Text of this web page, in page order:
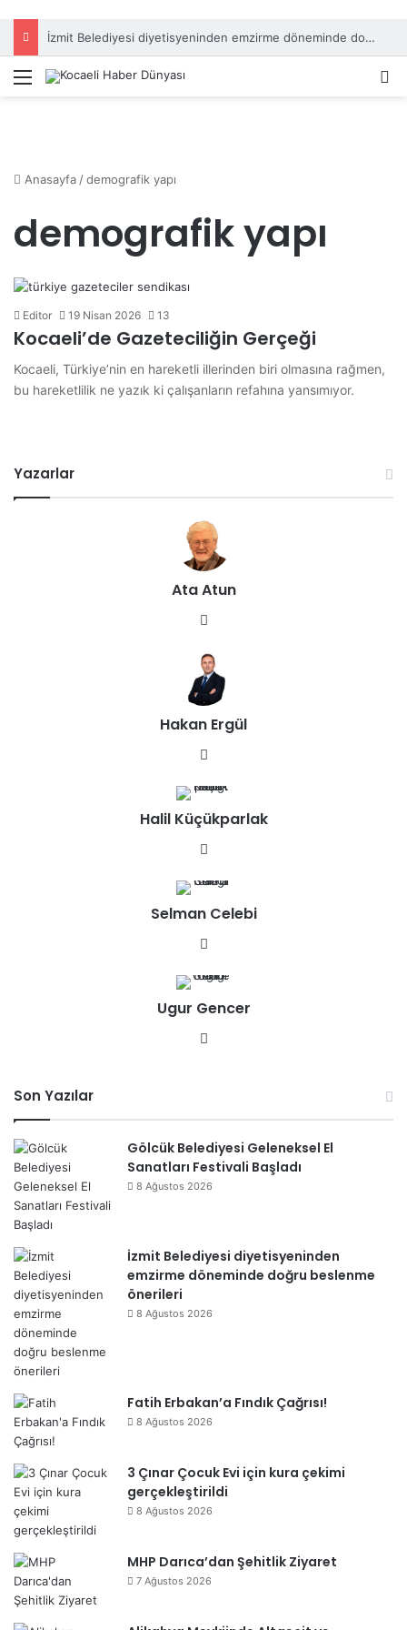
İzmit Belediyesi diyetisyeninden emzirme döneminde doğru beslenme önerileri
Menü
Anasayfa /demografik yapı
demografik yapı
Editor 19 Nisan 2026 13
Kocaeli’de Gazeteciliğin Gerçeği
Kocaeli, Türkiye’nin en hareketli illerinden biri olmasına rağmen,
bu hareketlilik ne yazık ki çalışanların refahına yansımıyor.
Yazarlar
Ata Atun
esi
Hakan Ergül
sit
esi
Halil Küçükparlak
sit
esi
Selman Celebi
sit
esi
Ugur Gencer
Son Yazılar
Gölcük Belediyesi Geleneksel El
Sanatları Festivali Başladı
8 Ağustos 2026
İzmit Belediyesi diyetisyeninden
emzirme döneminde doğru beslenme
önerileri
8 Ağustos 2026
Fatih Erbakan’a Fındık Çağrısı!
8 Ağustos 2026
3 Çınar Çocuk Evi için kura çekimi
gerçekleştirildi
8 Ağustos 2026
MHP Darıca’dan Şehitlik Ziyaret
7 Ağustos 2026